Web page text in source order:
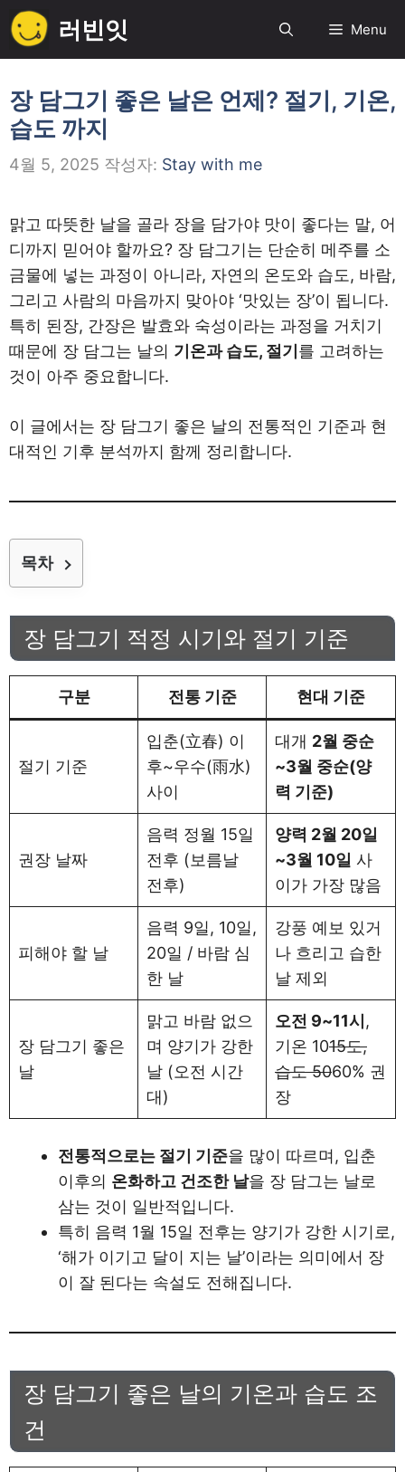
텐
츠
로
건
너
뛰
러빈잇 Menu
장 담그기 좋은 날은 언제? 절기, 기온,
습도 까지
4월 5, 2025 작성자: Stay with me
맑고 따뜻한 날을 골라 장을 담가야 맛이 좋다는 말, 어
디까지 믿어야 할까요? 장 담그기는 단순히 메주를 소
금물에 넣는 과정이 아니라, 자연의 온도와 습도, 바람,
그리고 사람의 마음까지 맞아야 ‘맛있는 장’이 됩니다.
특히 된장, 간장은 발효와 숙성이라는 과정을 거치기
때문에 장 담그는 날의 기온과 습도, 절기 를 고려하는
것이 아주 중요합니다.
이 글에서는 장 담그기 좋은 날의 전통적인 기준과 현
대적인 기후 분석까지 함께 정리합니다.
목차
장 담그기 적정 시기와 절기 기준
구분 전통 기준 현대 기준
절기 기준
입춘(立春) 이
후~우수(雨水)
사이
대개 2월 중순
~3월 중순(양
력 기준)
권장 날짜
음력 정월 15일
전후 (보름날
전후)
양력 2월 20일
~3월 10일 사
이가 가장 많음
피해야 할 날
음력 9일, 10일,
20일 / 바람 심
한 날
강풍 예보 있거
나 흐리고 습한
날 제외
장 담그기 좋은
날
맑고 바람 없으
며 양기가 강한
날 (오전 시간
대)
오전 9~11시 ,
기온 1015도,
습도 5060% 권
장
전통적으로는 절기 기준을 많이 따르며, 입춘
이후의 온화하고 건조한 날을 장 담그는 날로
삼는 것이 일반적입니다.
특히 음력 1월 15일 전후는 양기가 강한 시기로,
‘해가 이기고 달이 지는 날’이라는 의미에서 장
이 잘 된다는 속설도 전해집니다.
장 담그기 좋은 날의 기온과 습도 조
건